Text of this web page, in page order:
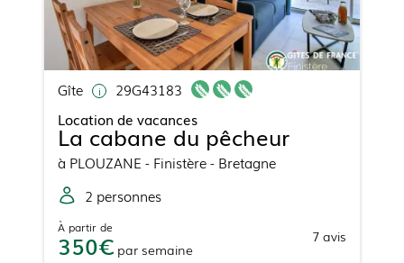
Gîte
29G43183
Location de vacances
La cabane du pêcheur
à PLOUZANE - Finistère - Bretagne
2 personnes
À partir de
350 par semaine
7 avis